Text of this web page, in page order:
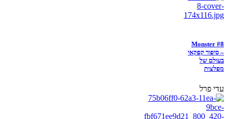
Monster #8
– סיפור קפקאי
בעולם של
מפלצות
עדי פרל